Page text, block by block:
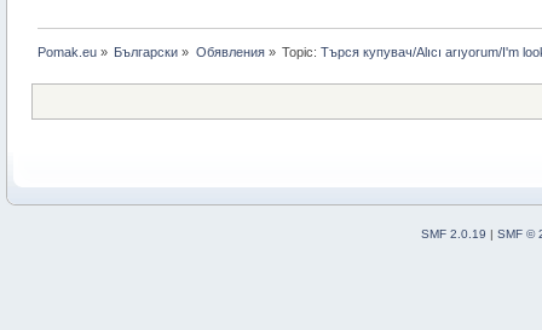
Pomak.eu » Български » Обявления» Topic:Търся купувач/Alıcı arıyorum/I'm
SMF 2.0.19 | SMF ©